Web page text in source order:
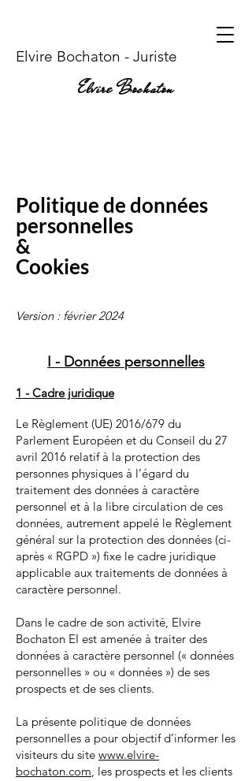
Elvire Bochaton - Juriste
Elvire Bochaton
Politique de données
personnelles
&
Cookies
Version : février 2024
I - Données personnelles
1 - Cadre juridique
Le Règlement (UE) 2016/679 du
Parlement Européen et du Conseil du 27
avril 2016 relatif à la protection des
personnes physiques à l’égard du
traitement des données à caractère
personnel et à la libre circulation de ces
données, autrement appelé le Règlement
général sur la protection des données (ci-
après « RGPD ») fixe le cadre juridique
applicable aux traitements de données à
caractère personnel.
Dans le cadre de son activité, Elvire
Bochaton EI est amenée à traiter des
données à caractère personnel (« données
personnelles » ou « données ») de ses
prospects et de ses clients.
La présente politique de données
personnelles a pour objectif d’informer les
visiteurs du site www.elvire-
bochaton.com, les prospects et les clients